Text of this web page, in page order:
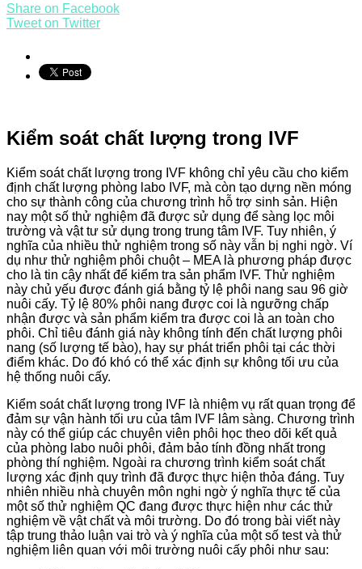
Share on Facebook
Tweet on Twitter
Kiểm soát chất lượng trong IVF
Kiểm soát chất lượng trong IVF không chỉ yêu cầu cho kiểm
định chất lượng phòng labo IVF, mà còn tạo dựng nền móng
cho sự thành công của chương trình hỗ trợ sinh sản. Hiện
nay một số thử nghiệm đã được sử dụng để sàng lọc môi
trường và vật tư sử dụng trong trung tâm IVF. Tuy nhiên, ý
nghĩa của nhiều thử nghiệm trong số này vẫn bị nghi ngờ. Ví
dụ như thử nghiệm phôi chuột – MEA là phương pháp được
cho là tin cậy nhất để kiểm tra sản phẩm IVF. Thử nghiệm
này chủ yếu được đánh giá bằng tỷ lệ phôi nang sau 96 giờ
nuôi cấy. Tỷ lệ 80% phôi nang được coi là ngưỡng chấp
nhận được và sản phẩm kiểm tra được coi là an toàn cho
phôi. Chỉ tiêu đánh giá này không tính đến chất lượng phôi
nang (số lượng tế bào), hay sự phát triển phôi tại các thời
điểm khác. Do đó khó có thể xác định sự không tối ưu của
hệ thống nuôi cấy.
Kiểm soát chất lượng trong IVF là nhiệm vụ rất quan trọng để
đảm sự vận hành tối ưu của tâm IVF lâm sàng. Chương trình
này có thể giúp các chuyên viên phôi học theo dõi kết quả
của phòng labo nuôi phôi, đảm bảo tính đồng nhất trong
phòng thí nghiệm. Ngoài ra chương trình kiểm soát chất
lượng xác định quy trình đã được thực hiện thỏa đáng. Tuy
nhiên nhiều nhà chuyên môn nghi ngờ ý nghĩa thực tế của
một số thử nghiệm QC đang được thực hiện như các thử
nghiệm về vật chất và môi trường. Do đó trong bài viết này
tập trung thảo luận vai trò và ý nghĩa của một số test và thử
nghiệm liên quan với môi trường nuôi cấy phôi như sau: